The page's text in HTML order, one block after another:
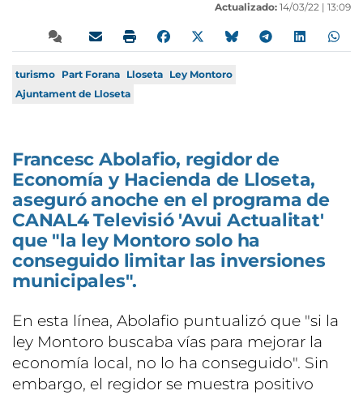
Actualizado: 14/03/22 | 13:09
turismo Part Forana Lloseta Ley Montoro
Ajuntament de Lloseta
Francesc Abolafio, regidor de
Economía y Hacienda de Lloseta,
aseguró anoche en el programa de
CANAL4 Televisió 'Avui Actualitat'
que "la ley Montoro solo ha
conseguido limitar las inversiones
municipales".
En esta línea, Abolafio puntualizó que "si la
ley Montoro buscaba vías para mejorar la
economía local, no lo ha conseguido". Sin
embargo, el regidor se muestra positivo